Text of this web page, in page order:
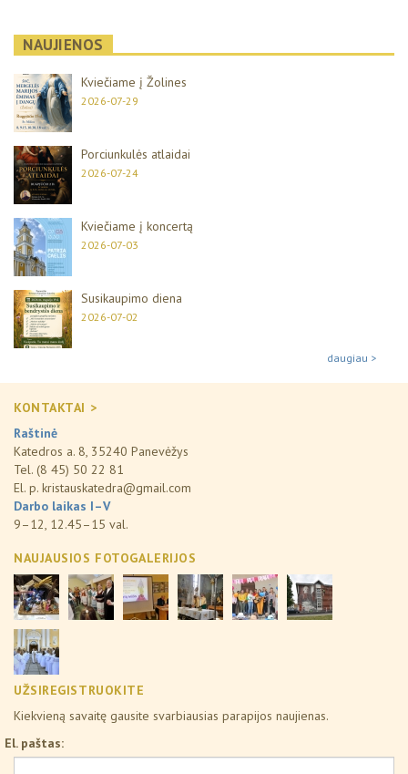
NAUJIENOS
Kviečiame į Žolines
2026-07-29
Porciunkulės atlaidai
2026-07-24
Kviečiame į koncertą
2026-07-03
Susikaupimo diena
2026-07-02
daugiau >
KONTAKTAI >
Raštinė
Katedros a. 8, 35240 Panevėžys
Tel. (8 45) 50 22 81
El. p. kristauskatedra@gmail.com
Darbo laikas I–V
9–12, 12.45–15 val.
NAUJAUSIOS FOTOGALERIJOS
UŽSIREGISTRUOKITE
Kiekvieną savaitę gausite svarbiausias parapijos naujienas.
El. paštas: